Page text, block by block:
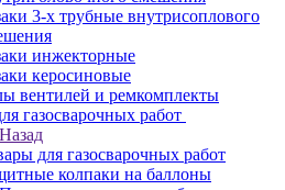
3-х трубные внутрисоплового
инжекторные
керосиновые
вентилей и ремкомплекты
газосварочных работ
Назад
для газосварочных работ
колпаки на баллоны